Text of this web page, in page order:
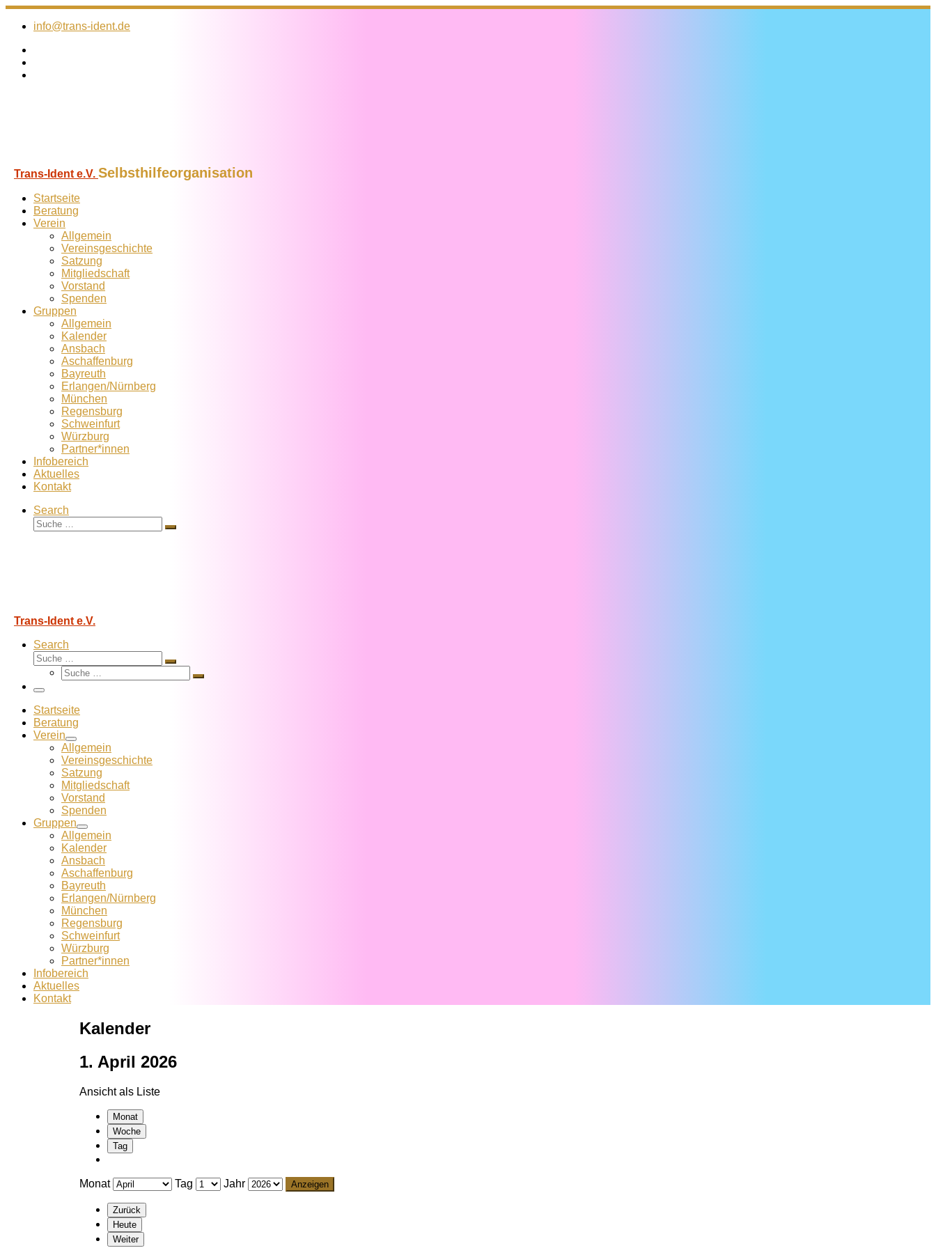
Zum
Inhalt
info@trans-ident.de
Trans-Ident e.V. Selbsthilfeorganisation
Startseite
Beratung
Verein
Allgemein
Vereins­geschichte
Satzung
Mitglied­schaft
Vorstand
Spenden
Gruppen
Allgemein
Kalender
Ansbach
Aschaffenburg
Bayreuth
Erlangen/Nürnberg
München
Regensburg
Schweinfurt
Würzburg
Partner*innen
Infobereich
Aktuelles
Kontakt
Search
Suche
Suche
Trans-Ident e.V.
Search
Suche
Suche
Suche
Suche
Menü
Startseite
Beratung
Verein
Allgemein
Vereins­geschichte
Satzung
Mitglied­schaft
Vorstand
Spenden
Gruppen
Allgemein
Kalender
Ansbach
Aschaffenburg
Bayreuth
Erlangen/Nürnberg
München
Regensburg
Schweinfurt
Würzburg
Partner*innen
Infobereich
Aktuelles
Kontakt
Kalender
1. April 2026
Ansicht als Liste
Monat
Woche
Tag
Monat Tag Jahr
Zurück
Heute
Weiter